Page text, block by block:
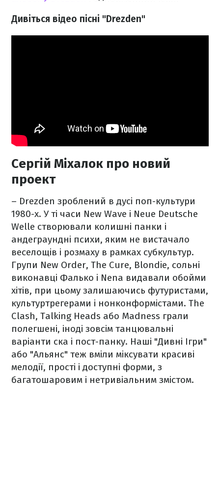
Дивіться відео пісні "Drezden"
Сергій Міхалок про новий
проект
– Drezden зроблений в дусі поп-культури
1980-х. У ті часи New Wave і Neue Deutsche
Welle створювали колишні панки і
андеграундні психи, яким не вистачало
веселощів і розмаху в рамках субкультур.
Групи New Order, The Cure, Blondie, сольні
виконавці Фалько і Nena видавали обойми
хітів, при цьому залишаючись футуристами,
культуртрегерами і нонконформістами. The
Clash, Talking Heads або Madness грали
полегшені, іноді зовсім танцювальні
варіанти ска і пост-панку. Наші "Дивні Ігри"
або "Альянс" теж вміли міксувати красиві
мелодії, прості і доступні форми, з
багатошаровим і нетривіальним змістом.